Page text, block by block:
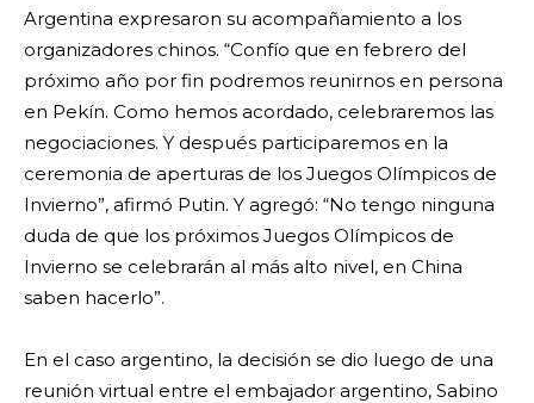
Argentina expresaron su acompañamiento a los
organizadores chinos. “Confío que en febrero del
próximo año por fin podremos reunirnos en persona
en Pekín. Como hemos acordado, celebraremos las
negociaciones. Y después participaremos en la
ceremonia de aperturas de los Juegos Olímpicos de
Invierno”, afirmó Putin. Y agregó: “No tengo ninguna
duda de que los próximos Juegos Olímpicos de
Invierno se celebrarán al más alto nivel, en China
saben hacerlo”.
En el caso argentino, la decisión se dio luego de una
reunión virtual entre el embajador argentino, Sabino